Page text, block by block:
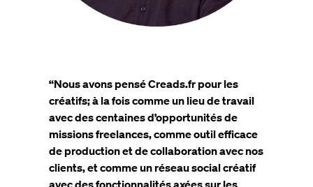
“Nous avons pensé Creads.fr pour les
créatifs; à la fois comme un lieu de travail
avec des centaines d’opportunités de
missions freelances, comme outil efficace
de production et de collaboration avec nos
clients, et comme un réseau social créatif